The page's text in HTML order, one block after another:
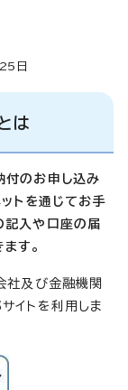
25 日
は
付のお申し込み
ットを通じてお手
記入や口座の届
す。
社及び金融機関
イトを利用しま